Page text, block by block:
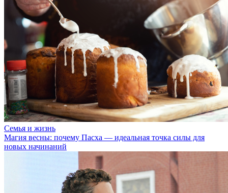
Семья и жизнь
Магия весны: почему Пасха — идеальная точка силы для
новых начинаний